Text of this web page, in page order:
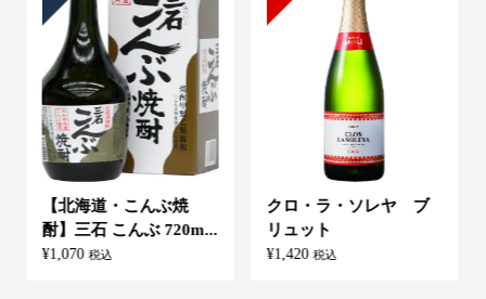
【北海道・こんぶ焼
酎】三石 こんぶ 720m...
¥1,070 税込
クロ・ラ・ソレヤ ブ
リュット
¥1,420 税込